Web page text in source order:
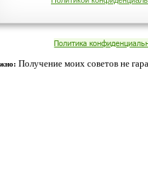
cookies. Оставаясь
Согласен